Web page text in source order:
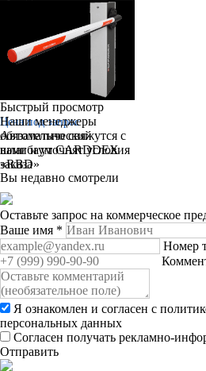
Быстрый просмотр
Наши менеджеры
обязательно свяжутся с
вами и уточнят условия
заказа
Цена под запрос
Автоматический
шлагбаум CARDDEX
«RBD»
Вы недавно смотрели
Оставьте запрос на коммерческое
Ваше имя *
Номер
Я ознакомлен и согласен с
персональных данных
Согласен получать рекламно-
Отправить